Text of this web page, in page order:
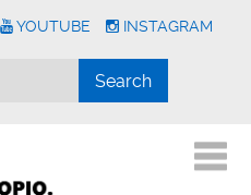
YOUTUBE INSTAGRAM